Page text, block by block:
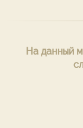
На данный